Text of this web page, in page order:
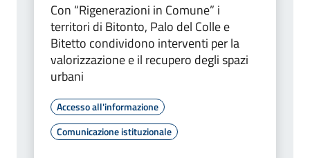
Con “Rigenerazioni in Comune” i
territori di Bitonto, Palo del Colle e
Bitetto condividono interventi per la
valorizzazione e il recupero degli spazi
urbani
Accesso all'informazione
Comunicazione istituzionale